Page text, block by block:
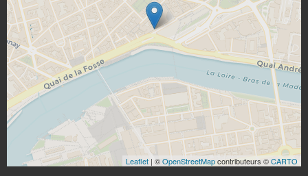
Leaflet | ©OpenStreetMapcontributeurs ©CARTO